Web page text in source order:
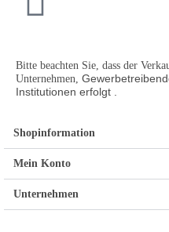
Bitte beachten Sie, dass der
Unternehmen,
Institutionen erfolgt .
Shopinformation
Mein Konto
Unternehmen